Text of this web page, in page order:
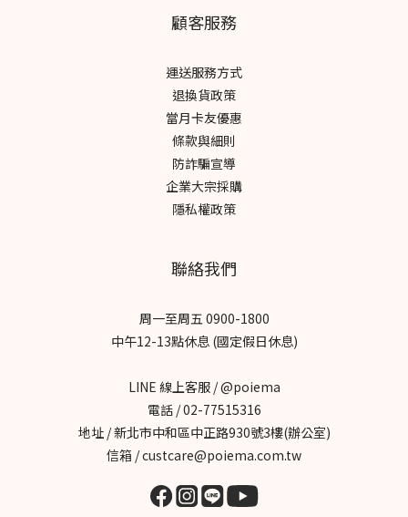
它不需要你去習慣機器，而是自然融入生活 最棒的是 #UV光觸媒設
計 抑菌還能有效除臭有時貓咪窩在旁邊睡著 或是 貓砂盆剛上完廁所
一部分 文章出處：
https://www.facebook.com/share/p/1bDAi7unci/ 延伸閱讀 | 新
氣几空氣淨化器 達人體驗文杰Mr.Jay｜養貓也能享受好空氣，改善
過敏困擾響鈴｜24H守護居家好空氣，貓砂異味自動淨化三寶媽小軒
育兒日常｜守護全家呼吸健康，打造安心育兒空間星星家的日記｜
提升居家空氣品質，打造舒適生活空間Cynthia質感生活｜美型空氣
清淨機，兼顧美感與空氣品質迷途艾比｜實測可水洗濾網設計，省
WENWEN文文｜智慧淨化空氣，一鍵打造清新居家ALMA艾瑪｜養
庭﹑有效過濾毛塵柴犬皮皮｜換毛期有感，毛髮氣味一次解決梅根
沒梗｜守護孩子呼吸，在意每一口空氣啾啾CHUCHU｜不想多花冤
枉錢，水洗濾網更省事番茄媽咪｜告別濾網煩惱，清潔更輕鬆肉桂
打噴嚏｜料理氣味困擾，分解效果有感柴犬七仙女｜多毛家庭適
用，全方位淨化斑斑｜多貓家庭必備，有效改善異味艾莉絲｜過敏
族救星，呼吸更舒適
顧客服務
運送服務方式
退換貨政策
當月卡友優惠
條款與細則
防詐騙宣導
企業大宗採購
隱私權政策
聯絡我們
周一至周五 0900-1800
中午12-13點休息 (國定假日休息)
LINE 線上客服 / @poiema
電話 / 02-77515316
地址 / 新北市中和區中正路930號3樓(辦公室)
信箱 / custcare@poiema.com.tw